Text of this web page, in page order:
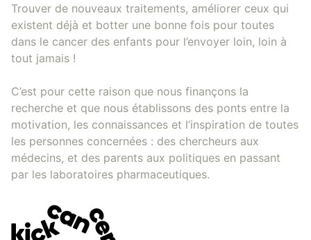
Trouver de nouveaux traitements, améliorer ceux qui
existent déjà et botter une bonne fois pour toutes
dans le cancer des enfants pour l’envoyer loin, loin à
tout jamais !
C’est pour cette raison que nous finançons la
recherche et que nous établissons des ponts entre la
motivation, les connaissances et l’inspiration de toutes
les personnes concernées : des chercheurs aux
médecins, et des parents aux politiques en passant
par les laboratoires pharmaceutiques.